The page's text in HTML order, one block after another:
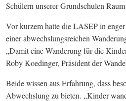
Schülern unserer Grundschulen
Vor kurzem hatte die LASEP in
einer abwechslungsreichen
„Damit eine Wanderung für die
Roby Koedinger, Präsident der
Beide wissen aus Erfahrung, dass
Abwechslung zu bieten. „Kinder